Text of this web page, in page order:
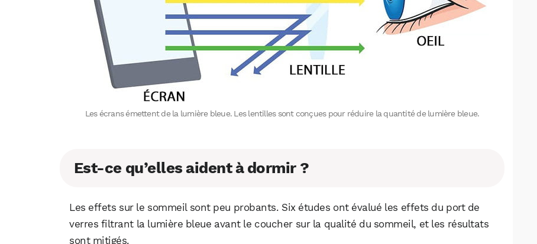
Les écrans émettent de la lumière bleue. Les lentilles sont conçues pour réduire la quantité de lumière bleue.
Est-ce qu’elles aident à dormir ?
Les effets sur le sommeil sont peu probants. Six études ont évalué les effets du port de
verres filtrant la lumière bleue avant le coucher sur la qualité du sommeil, et les résultats
sont mitigés.